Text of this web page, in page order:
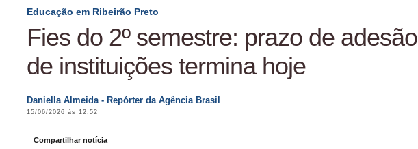
Educação em Ribeirão Preto
Fies do 2º semestre: prazo de adesão
de instituições termina hoje
Daniella Almeida - Repórter da Agência Brasil
15/06/2026 às 12:52
Compartilhar notícia